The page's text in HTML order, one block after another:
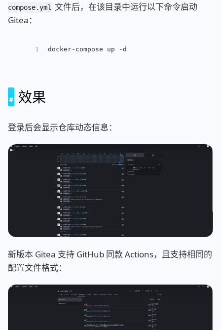
compose.yml
文件后，在该目录中运行以下命令启动
Gitea：
1 docker-compose up -d
效果
登录后会显示仓库动态信息：
新版本 Gitea 支持 GitHub 同款 Actions，且支持相同的
配置文件格式：